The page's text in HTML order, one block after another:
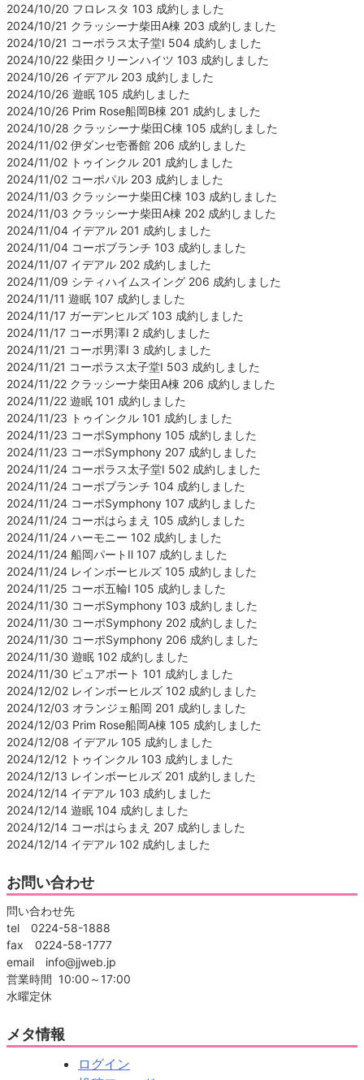
2024/10/20 フロレスタ 103 成約しました
2024/10/21 クラッシーナ柴田A棟 203 成約しました
2024/10/21 コーポラス太子堂Ⅰ 504 成約しました
2024/10/22 柴田クリーンハイツ 103 成約しました
2024/10/26 イデアル 203 成約しました
2024/10/26 遊眠 105 成約しました
2024/10/26 Prim Rose船岡B棟 201 成約しました
2024/10/28 クラッシーナ柴田C棟 105 成約しました
2024/11/02 伊ダンセ壱番館 206 成約しました
2024/11/02 トゥインクル 201 成約しました
2024/11/02 コーポパル 203 成約しました
2024/11/03 クラッシーナ柴田C棟 103 成約しました
2024/11/03 クラッシーナ柴田A棟 202 成約しました
2024/11/04 イデアル 201 成約しました
2024/11/04 コーポブランチ 103 成約しました
2024/11/07 イデアル 202 成約しました
2024/11/09 シティハイムスイング 206 成約しました
2024/11/11 遊眠 107 成約しました
2024/11/17 ガーデンヒルズ 103 成約しました
2024/11/17 コーポ男澤Ⅰ 2 成約しました
2024/11/21 コーポ男澤Ⅰ 3 成約しました
2024/11/21 コーポラス太子堂Ⅰ 503 成約しました
2024/11/22 クラッシーナ柴田A棟 206 成約しました
2024/11/22 遊眠 101 成約しました
2024/11/23 トゥインクル 101 成約しました
2024/11/23 コーポSymphony 105 成約しました
2024/11/23 コーポSymphony 207 成約しました
2024/11/24 コーポラス太子堂Ⅰ 502 成約しました
2024/11/24 コーポブランチ 104 成約しました
2024/11/24 コーポSymphony 107 成約しました
2024/11/24 コーポはらまえ 105 成約しました
2024/11/24 ハーモニー 102 成約しました
2024/11/24 船岡パートⅡ 107 成約しました
2024/11/24 レインボーヒルズ 105 成約しました
2024/11/25 コーポ五輪Ⅰ 105 成約しました
2024/11/30 コーポSymphony 103 成約しました
2024/11/30 コーポSymphony 202 成約しました
2024/11/30 コーポSymphony 206 成約しました
2024/11/30 遊眠 102 成約しました
2024/11/30 ピュアポート 101 成約しました
2024/12/02 レインボーヒルズ 102 成約しました
2024/12/03 オランジェ船岡 201 成約しました
2024/12/03 Prim Rose船岡A棟 105 成約しました
2024/12/08 イデアル 105 成約しました
2024/12/12 トゥインクル 103 成約しました
2024/12/13 レインボーヒルズ 201 成約しました
2024/12/14 イデアル 103 成約しました
2024/12/14 遊眠 104 成約しました
2024/12/14 コーポはらまえ 207 成約しました
2024/12/14 イデアル 102 成約しました
お問い合わせ
問い合わせ先
tel 0224-58-1888
fax 0224-58-1777
email info@jjweb.jp
営業時間 10:00～17:00
水曜定休
メタ情報
ログイン